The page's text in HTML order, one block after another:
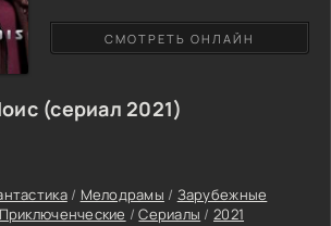
(сериал 2021)
/ Мелодрамы / Зарубежные
Приключенческие /Сериалы / 2021
СМОТРЕТЬ ОНЛАЙН